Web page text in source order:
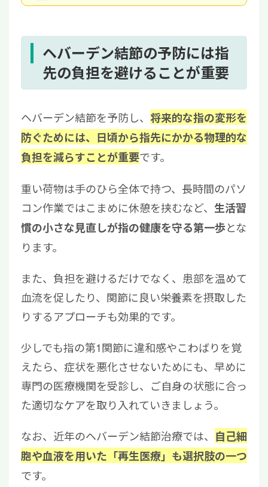
ヘバーデン結節の予防には指
先の負担を避けることが重要
ヘバーデン結節を予防し、 将来的な指の変形を
防ぐためには、日頃から指先にかかる物理的な
負担を減らすことが重要です。
重い荷物は手のひら全体で持つ、長時間のパソ
コン作業ではこまめに休憩を挟むなど、 生活習
慣の小さな見直しが指の健康を守る第一歩とな
ります。
また、負担を避けるだけでなく、患部を温めて
血流を促したり、関節に良い栄養素を摂取した
りするアプローチも効果的です。
少しでも指の第1関節に違和感やこわばりを覚
えたら、症状を悪化させないためにも、早めに
専門の医療機関を受診し、ご自身の状態に合っ
た適切なケアを取り入れていきましょう。
なお、近年のヘバーデン結節治療では、 自己細
胞や血液を用いた「再生医療」も選択肢の一つ
です。